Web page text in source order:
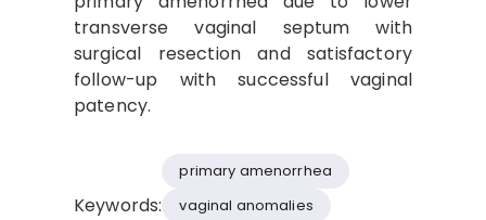
transverse vaginal septum with
surgical resection and satisfactory
follow-up with successful vaginal
patency.
Keywords:
primary amenorrhea
vaginal anomalies